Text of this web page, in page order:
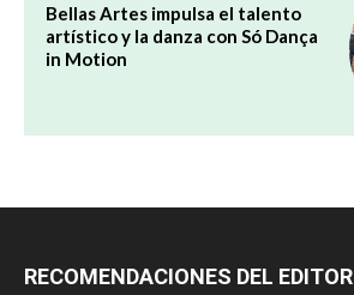
Bellas Artes impulsa el talento
artístico y la danza con Só Dança
in Motion
RECOMENDACIONES DEL EDITOR